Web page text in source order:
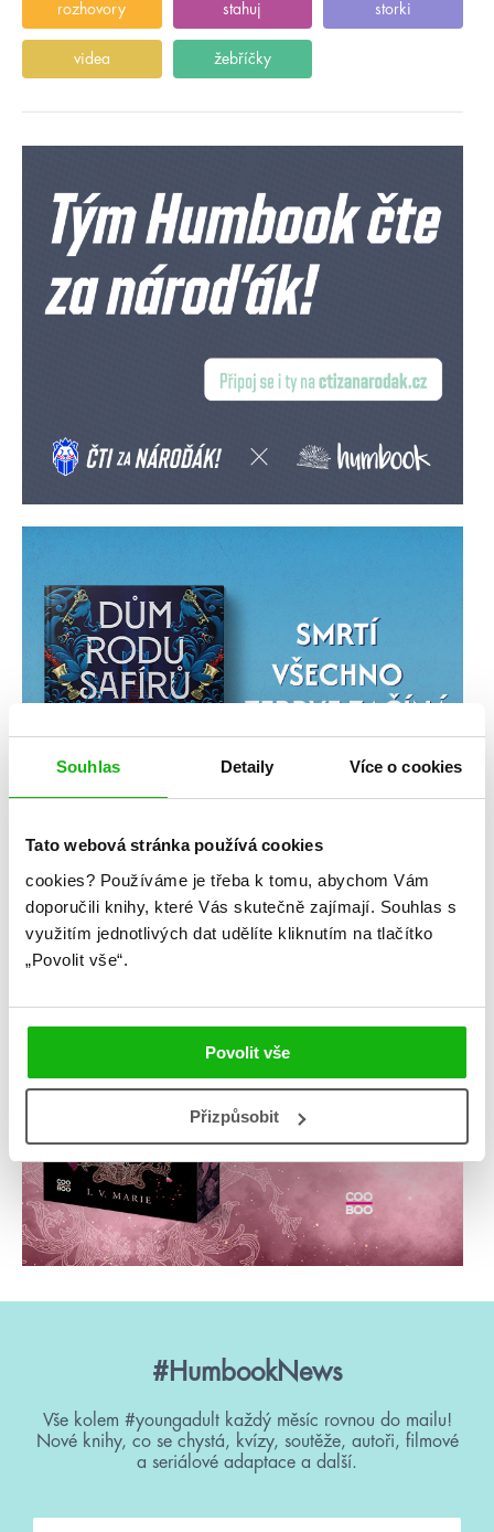
Souhlas Detaily Více o cookies
Tato webová stránka používá cookies
cookies? Používáme je třeba k tomu, abychom Vám
doporučili knihy, které Vás skutečně zajímají. Souhlas s
využitím jednotlivých dat udělíte kliknutím na tlačítko
„Povolit vše“.
Povolit vše
Přizpůsobit
rozhovory stahuj storki
videa žebříčky
#HumbookNews
Vše kolem #youngadult každý měsíc rovnou do mailu!
Nové knihy, co se chystá, kvízy, soutěže, autoři, filmové
a seriálové adaptace a další.